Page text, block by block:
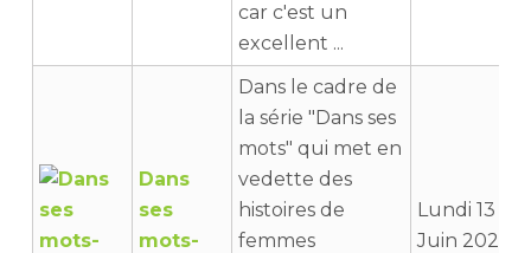
car c'est un
excellent ...
Dans
ses
mots-
Dans le cadre de
la série "Dans ses
mots" qui met en
vedette des
histoires de
femmes
Lundi 13
Juin 2022